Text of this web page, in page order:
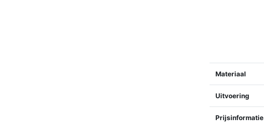
Materiaal
Uitvoering
Prijsinformatie